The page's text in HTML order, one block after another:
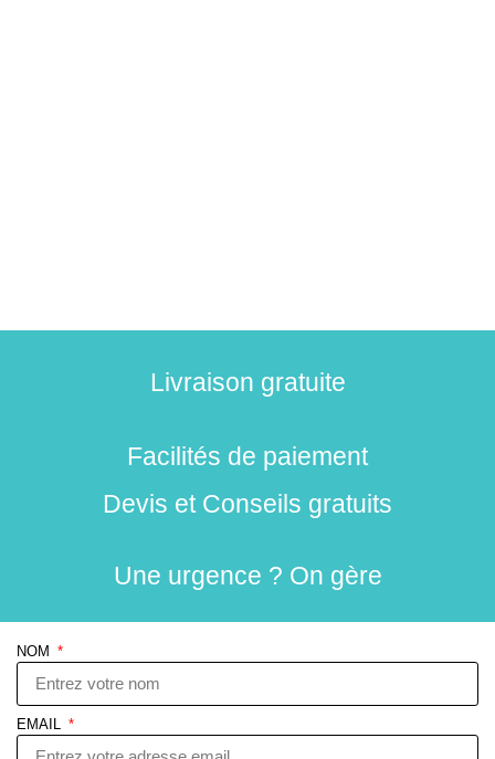
Livraison gratuite
Facilités de paiement
Devis et Conseils gratuits
Une urgence ? On gère
NOM
EMAIL